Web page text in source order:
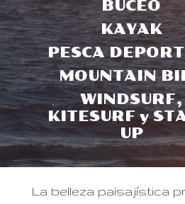
BUCEO
KAYAK
PESCA
MOUNTAIN
WINDSURF,
KITESURF y
UP
La belleza paisajística